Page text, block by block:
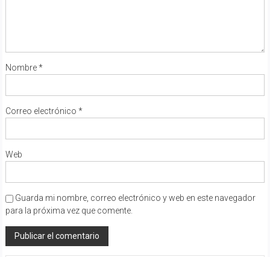
Nombre*
Correo electrónico *
Web
Guarda mi nombre, correo electrónico y web en este navegador
para la próxima vez que comente.